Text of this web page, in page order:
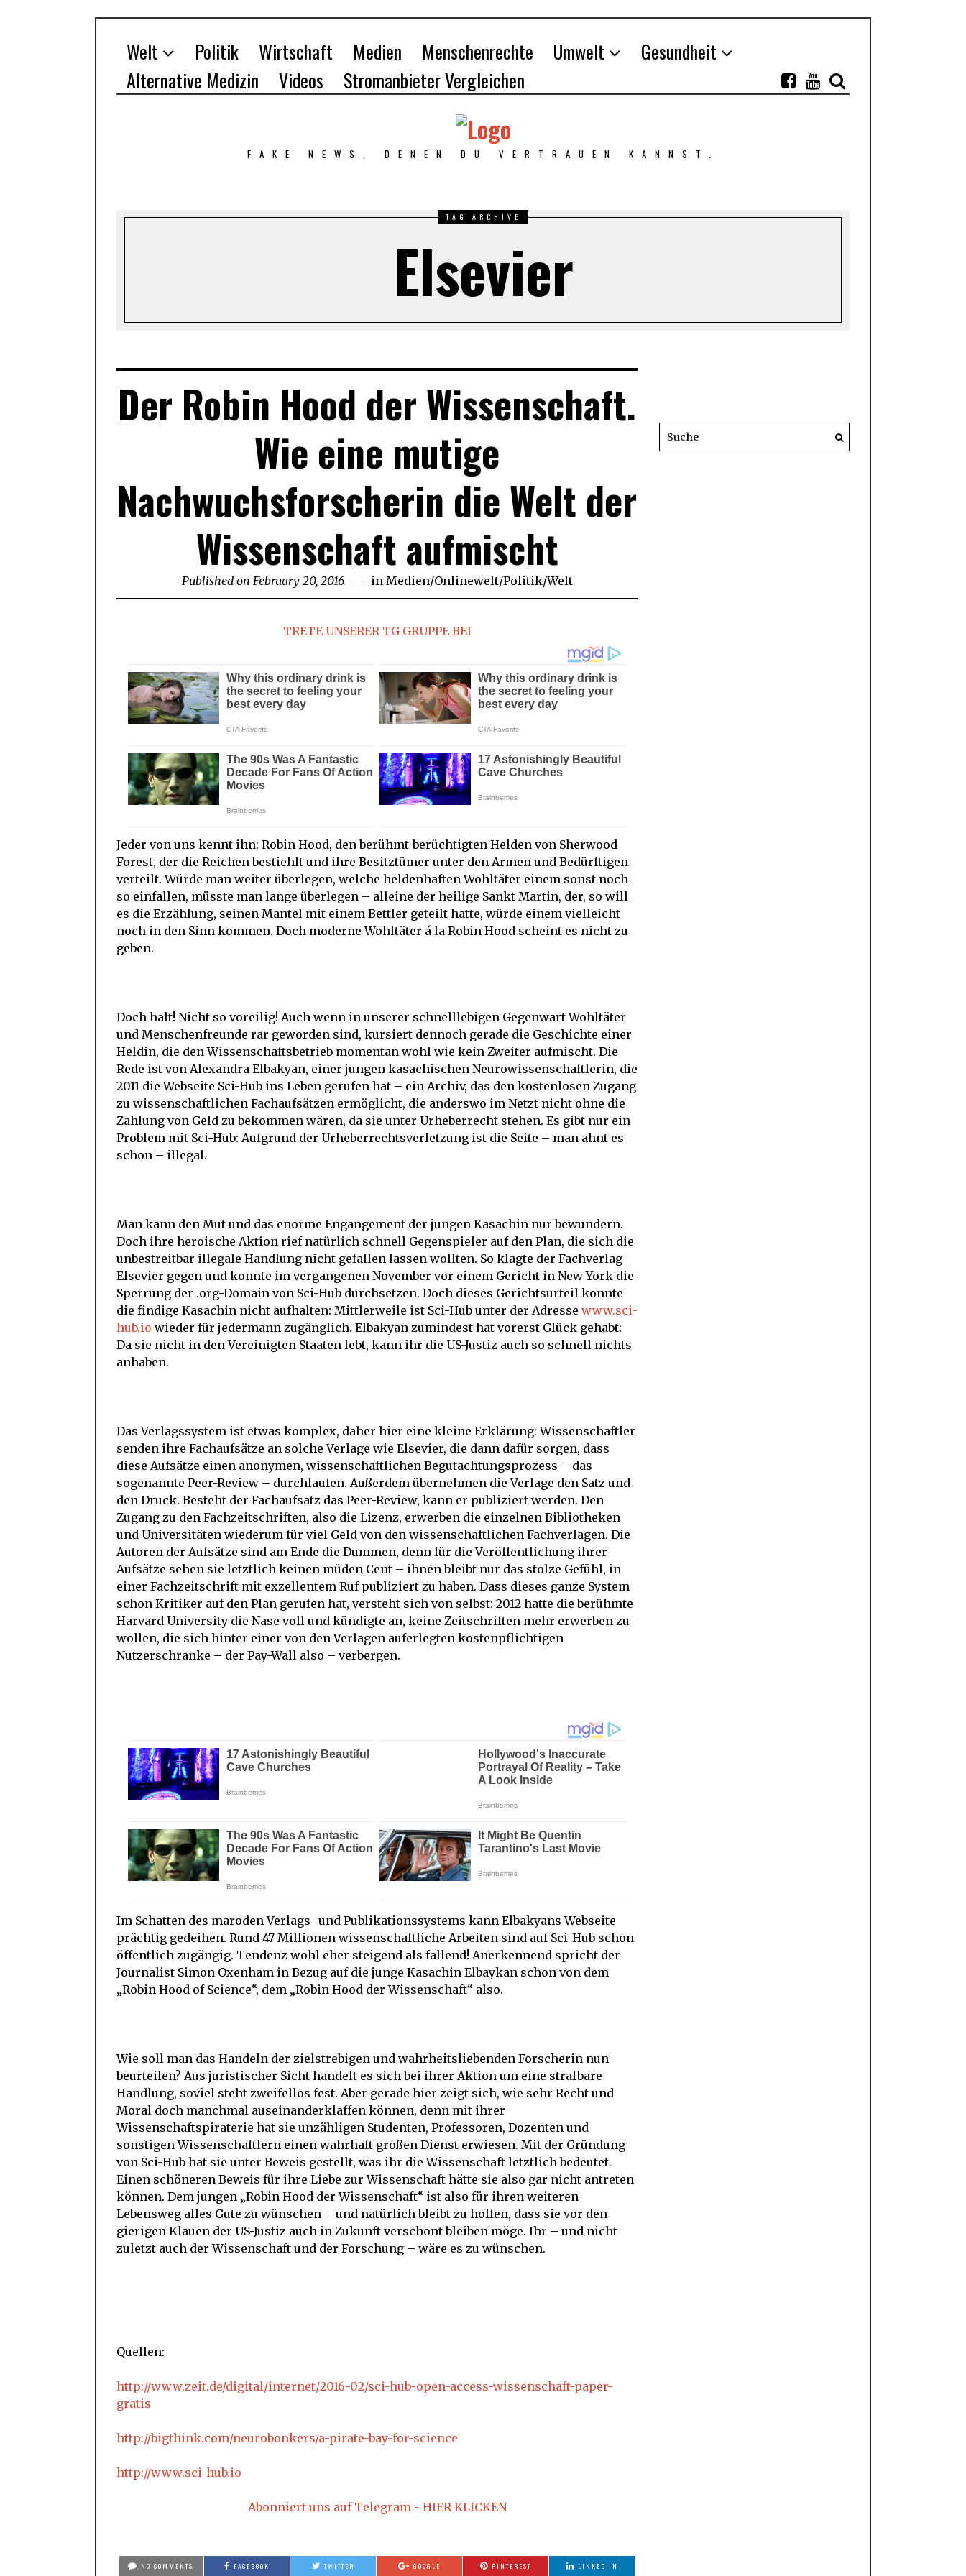
Welt Politik Wirtschaft Medien Menschenrechte Umwelt
Gesundheit
Alternative Medizin
Videos Stromanbieter Vergleichen
FAKE NEWS, DENEN DU VERTRAUEN KANNST.
TAG ARCHIVE
Elsevier
Der Robin Hood der Wissenschaft.
Wie eine mutige
Nachwuchsforscherin die Welt der
Wissenschaft aufmischt
Published on February 20, 2016 in Medien/Onlinewelt/Politik/Welt
TRETE UNSERER TG GRUPPE BEI
Jeder von uns kennt ihn: Robin Hood, den berühmt-berüchtigten Helden von Sherwood
Forest, der die Reichen bestiehlt und ihre Besitztümer unter den Armen und Bedürftigen
verteilt. Würde man weiter überlegen, welche heldenhaften Wohltäter einem sonst noch
so einfallen, müsste man lange überlegen – alleine der heilige Sankt Martin, der, so will
es die Erzählung, seinen Mantel mit einem Bettler geteilt hatte, würde einem vielleicht
noch in den Sinn kommen. Doch moderne Wohltäter á la Robin Hood scheint es nicht zu
geben.
Doch halt! Nicht so voreilig! Auch wenn in unserer schnelllebigen Gegenwart Wohltäter
und Menschenfreunde rar geworden sind, kursiert dennoch gerade die Geschichte einer
Heldin, die den Wissenschaftsbetrieb momentan wohl wie kein Zweiter aufmischt. Die
Rede ist von Alexandra Elbakyan, einer jungen kasachischen Neurowissenschaftlerin, die
2011 die Webseite Sci-Hub ins Leben gerufen hat – ein Archiv, das den kostenlosen Zugang
zu wissenschaftlichen Fachaufsätzen ermöglicht, die anderswo im Netzt nicht ohne die
Zahlung von Geld zu bekommen wären, da sie unter Urheberrecht stehen. Es gibt nur ein
Problem mit Sci-Hub: Aufgrund der Urheberrechtsverletzung ist die Seite – man ahnt es
schon – illegal.
Man kann den Mut und das enorme Engangement der jungen Kasachin nur bewundern.
Doch ihre heroische Aktion rief natürlich schnell Gegenspieler auf den Plan, die sich die
unbestreitbar illegale Handlung nicht gefallen lassen wollten. So klagte der Fachverlag
Elsevier gegen und konnte im vergangenen November vor einem Gericht in New York die
Sperrung der .org-Domain von Sci-Hub durchsetzen. Doch dieses Gerichtsurteil konnte
die findige Kasachin nicht aufhalten: Mittlerweile ist Sci-Hub unter der Adresse www.sci-
hub.io wieder für jedermann zugänglich. Elbakyan zumindest hat vorerst Glück gehabt:
Da sie nicht in den Vereinigten Staaten lebt, kann ihr die US-Justiz auch so schnell nichts
anhaben.
Das Verlagssystem ist etwas komplex, daher hier eine kleine Erklärung: Wissenschaftler
senden ihre Fachaufsätze an solche Verlage wie Elsevier, die dann dafür sorgen, dass
diese Aufsätze einen anonymen, wissenschaftlichen Begutachtungsprozess – das
sogenannte Peer-Review – durchlaufen. Außerdem übernehmen die Verlage den Satz und
den Druck. Besteht der Fachaufsatz das Peer-Review, kann er publiziert werden. Den
Zugang zu den Fachzeitschriften, also die Lizenz, erwerben die einzelnen Bibliotheken
und Universitäten wiederum für viel Geld von den wissenschaftlichen Fachverlagen. Die
Autoren der Aufsätze sind am Ende die Dummen, denn für die Veröffentlichung ihrer
Aufsätze sehen sie letztlich keinen müden Cent – ihnen bleibt nur das stolze Gefühl, in
einer Fachzeitschrift mit exzellentem Ruf publiziert zu haben. Dass dieses ganze System
schon Kritiker auf den Plan gerufen hat, versteht sich von selbst: 2012 hatte die berühmte
Harvard University die Nase voll und kündigte an, keine Zeitschriften mehr erwerben zu
wollen, die sich hinter einer von den Verlagen auferlegten kostenpflichtigen
Nutzerschranke – der Pay-Wall also – verbergen.
Im Schatten des maroden Verlags- und Publikationssystems kann Elbakyans Webseite
prächtig gedeihen. Rund 47 Millionen wissenschaftliche Arbeiten sind auf Sci-Hub schon
öffentlich zugängig. Tendenz wohl eher steigend als fallend! Anerkennend spricht der
Journalist Simon Oxenham in Bezug auf die junge Kasachin Elbaykan schon von dem
„Robin Hood of Science“, dem „Robin Hood der Wissenschaft“ also.
Wie soll man das Handeln der zielstrebigen und wahrheitsliebenden Forscherin nun
beurteilen? Aus juristischer Sicht handelt es sich bei ihrer Aktion um eine strafbare
Handlung, soviel steht zweifellos fest. Aber gerade hier zeigt sich, wie sehr Recht und
Moral doch manchmal auseinanderklaffen können, denn mit ihrer
Wissenschaftspiraterie hat sie unzähligen Studenten, Professoren, Dozenten und
sonstigen Wissenschaftlern einen wahrhaft großen Dienst erwiesen. Mit der Gründung
von Sci-Hub hat sie unter Beweis gestellt, was ihr die Wissenschaft letztlich bedeutet.
Einen schöneren Beweis für ihre Liebe zur Wissenschaft hätte sie also gar nicht antreten
können. Dem jungen „Robin Hood der Wissenschaft“ ist also für ihren weiteren
Lebensweg alles Gute zu wünschen – und natürlich bleibt zu hoffen, dass sie vor den
gierigen Klauen der US-Justiz auch in Zukunft verschont bleiben möge. Ihr – und nicht
zuletzt auch der Wissenschaft und der Forschung – wäre es zu wünschen.
Quellen:
http://www.zeit.de/digital/internet/2016-02/sci-hub-open-access-wissenschaft-paper-
gratis
http://bigthink.com/neurobonkers/a-pirate-bay-for-science
http://www.sci-hub.io
Abonniert uns auf Telegram - HIER KLICKEN
NO COMMENTS FACEBOOK TWITTER GOOGLE PINTEREST LINKED IN